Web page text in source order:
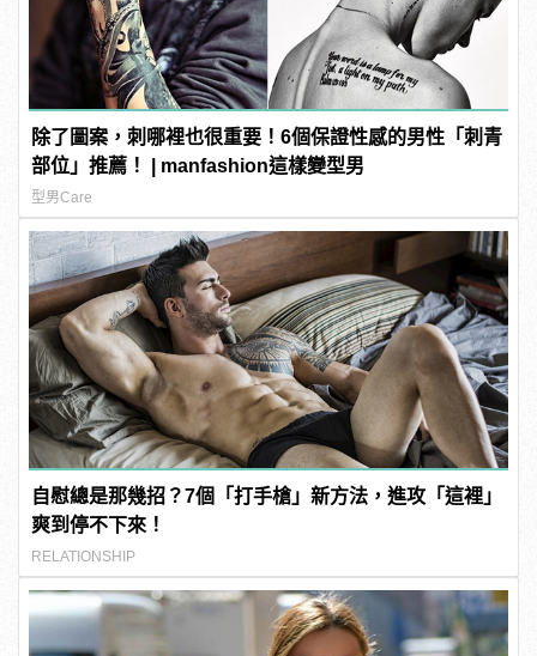
除了圖案，刺哪裡也很重要！6個保證性感的男性「刺青
部位」推薦！ | manfashion這樣變型男
型男Care
自慰總是那幾招？7個「打手槍」新方法，進攻「這裡」
爽到停不下來！
RELATIONSHIP